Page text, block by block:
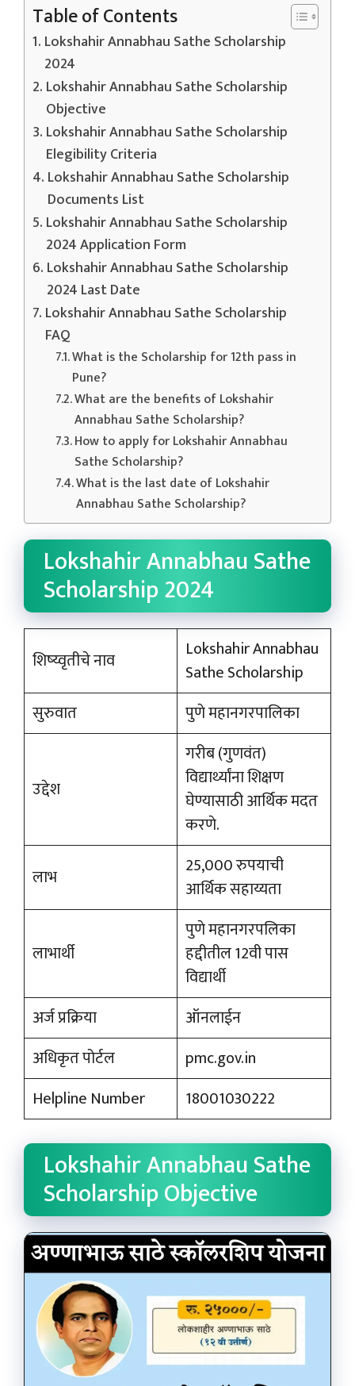
Table of Contents
Lokshahir Annabhau Sathe Scholarship
2024
Lokshahir Annabhau Sathe Scholarship
Objective
Lokshahir Annabhau Sathe Scholarship
Elegibility Criteria
Lokshahir Annabhau Sathe Scholarship
Documents List
Lokshahir Annabhau Sathe Scholarship
2024 Application Form
Lokshahir Annabhau Sathe Scholarship
2024 Last Date
Lokshahir Annabhau Sathe Scholarship
FAQ
What is the Scholarship for 12th pass in
Pune?
What are the benefits of Lokshahir
Annabhau Sathe Scholarship?
How to apply for Lokshahir Annabhau
Sathe Scholarship?
What is the last date of Lokshahir
Annabhau Sathe Scholarship?
Lokshahir Annabhau Sathe
Scholarship 2024
शिष्य्वृतीचे नाव
Lokshahir Annabhau
Sathe Scholarship
सुरुवात
पुणे महानगरपालिका
उद्देश
गरीब (गुणवंत)
विद्यार्थ्यांना शिक्षण
घेण्यासाठी आर्थिक मदत
करणे.
लाभ
25,000 रुपयाची
आर्थिक सहाय्यता
लाभार्थी
पुणे महानगरपलिका
हद्दीतील 12वी पास
विद्यार्थी
अर्ज प्रक्रिया
ऑनलाईन
अधिकृत पोर्टल
pmc.gov.in
Helpline Number
18001030222
Lokshahir Annabhau Sathe
Scholarship Objective